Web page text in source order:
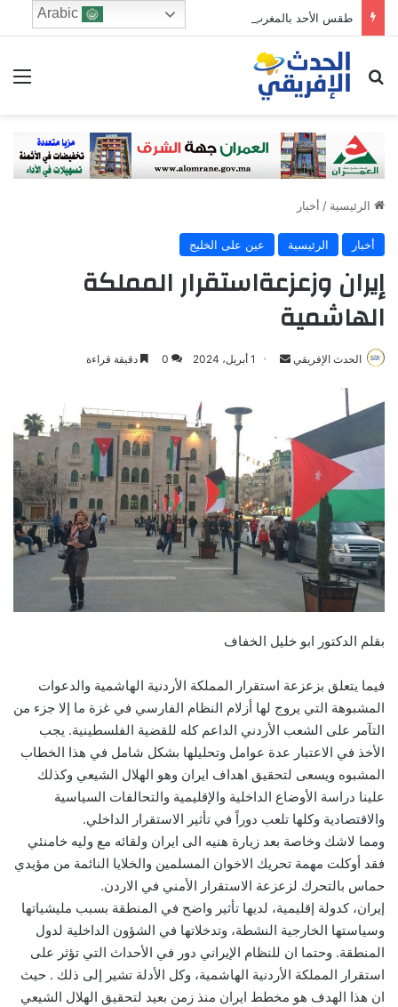
طقس الأحد بالمغرب.. أجواء حارة وزخات رعدية ورياح قوية بعدد من المناطق
ابحث عن
الرئيسية / أخبار
أخبار الرئيسية عين على الخليج
إيران وزعزعةاستقرار المملكة
الهاشمية
الحدث الإفريقي
Send 1 أبريل، 2024 0 دقيقة قراءة
بقلم الدكتور ابو خليل الخفاف
فيما يتعلق بزعزعة استقرار المملكة الأردنية الهاشمية والدعوات
المشبوهة التي يروج لها أزلام النظام الفارسي في غزة ما إلا جزء من
التآمر على الشعب الأردني الداعم كله للقضية الفلسطينية. يجب
الأخذ في الاعتبار عدة عوامل وتحليلها بشكل شامل في هذا الخطاب
المشبوه ويسعى لتحقيق اهداف ايران وهو الهلال الشيعي وكذلك
علينا دراسة الأوضاع الداخلية والإقليمية والتحالفات السياسية
والاقتصادية وكلها تلعب دوراً في تأثير الاستقرار الداخلي.
ومما لاشك وخاصة بعد زيارة هنيه الى ايران ولقائه مع وليه خامنئي
فقد أوكلت مهمة تحريك الاخوان المسلمين والخلايا النائمة من مؤيدي
حماس بالتحرك لزعزعة الاستقرار الأمني في الاردن.
إيران، كدولة إقليمية، لديها تأثير واضح في المنطقة بسبب مليشياتها
وسياستها الخارجية النشطة، وتدخلاتها في الشؤون الداخلية لدول
المنطقة. وحتما ان للنظام الإيراني دور في الأحداث التي تؤثر على
استقرار المملكة الأردنية الهاشمية، وكل الأدلة تشير إلى ذلك . حيث
ان هذا الهدف هو مخطط ايران منذ زمن بعيد لتحقيق الهلال الشيعي
Arabic